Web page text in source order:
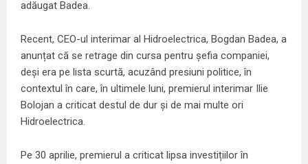
adăugat Badea.
Recent, CEO-ul interimar al Hidroelectrica, Bogdan Badea, a
anunțat că se retrage din cursa pentru șefia companiei,
deși era pe lista scurtă, acuzând presiuni politice, în
contextul în care, în ultimele luni, premierul interimar Ilie
Bolojan a criticat destul de dur şi de mai multe ori
Hidroelectrica.
Pe 30 aprilie, premierul a criticat lipsa investițiilor în